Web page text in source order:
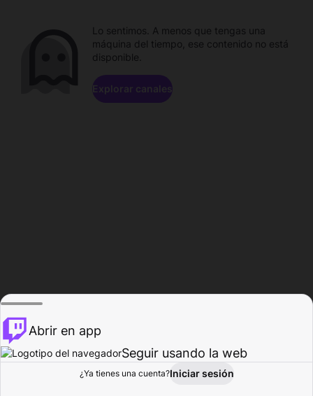
Explorar Actividad
Lo sentimos. A menos que tengas una
máquina del tiempo, ese contenido no está
disponible.
Explorar canales
Abrir en app
Seguir usando la web
¿Ya tienes una cuenta?Iniciar sesión